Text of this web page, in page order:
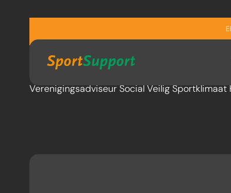
Mariska
Verenigingsadviseur Social Veilig Sportklimaat